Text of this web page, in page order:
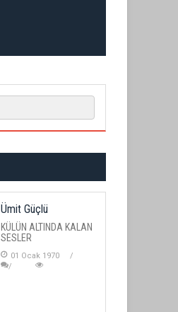
Ümit Güçlü
KÜLÜN ALTINDA KALAN
SESLER
01 Ocak 1970